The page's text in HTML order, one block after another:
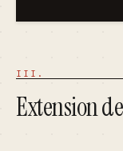
Extension